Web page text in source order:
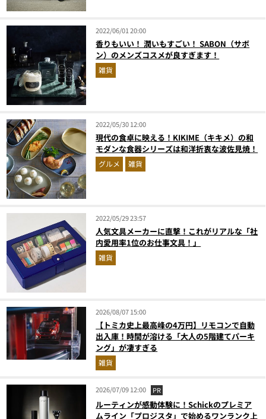
2022/06/01 20:00
香りもいい！ 潤いもすごい！ SABON（サボ
ン）のメンズコスメが良すぎます！
雑貨
2022/05/30 12:00
現代の食卓に映える！KIKIME（キキメ）の和
モダンな食器シリーズは和洋折衷な波佐見焼！
グルメ 雑貨
2022/05/29 23:57
人気文具メーカーに直撃！これがリアルな「社
内愛用率1位のお仕事文具！」
雑貨
2026/08/07 15:00
【トミカ史上最高峰の4万円】リモコンで自動
出入庫！時間が溶ける「大人の5階建てパーキ
ング」が凄すぎる
雑貨
2026/07/09 12:00 PR
ルーティンが感動体験に！Schickのプレミア
ムライン「プロジスタ」で始めるワンランク上